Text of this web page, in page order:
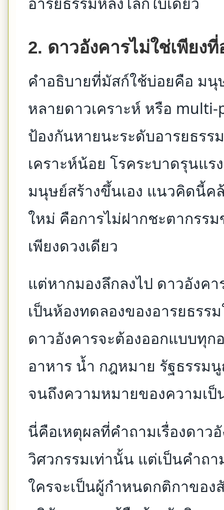
2. ดาวอังคารไม่ใช่เพียง
คำอธิบายที่มัสก์ใช้บ่อยคือ ม
หลายดาวเคราะห์ หรือ multi-
ป้องกันหายนะระดับอารยธรร
เคราะห์น้อย โรคระบาดรุนแ
มนุษย์สร้างขึ้นเอง แนวคิดนี้ค
ใหม่ คือการไม่ฝากชะตากรร
เพียงดวงเดียว
แต่หากมองลึกลงไป ดาวอังค
เป็นห้องทดลองของอารยธร
ดาวอังคารจะต้องออกแบบทุก
อาหาร น้ำ กฎหมาย รัฐธรรม
จนถึงความหมายของความเป็
นี่คือเหตุผลที่คำถามเรื่องดาว
วิศวกรรมเท่านั้น แต่เป็นคำถ
ใครจะเป็นผู้กำหนดกติกาขอ